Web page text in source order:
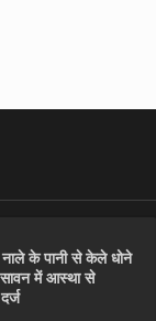
नाले के पानी से केले धोने
सावन में आस्था से